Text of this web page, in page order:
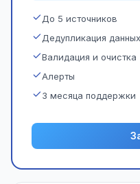
До 5 источников
Дедупликация данных
Валидация и очистка
Алерты
3 месяца поддержки